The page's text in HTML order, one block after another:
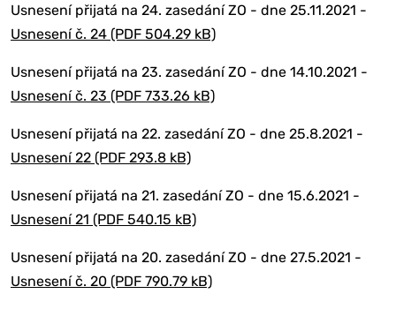
Usnesení přijatá na 24. zasedání ZO - dne 25.11.2021 -
Usnesení č. 24 (PDF 504.29 kB)
Usnesení přijatá na 23. zasedání ZO - dne 14.10.2021 -
Usnesení č. 23 (PDF 733.26 kB)
Usnesení přijatá na 22. zasedání ZO - dne 25.8.2021 -
Usnesení 22 (PDF 293.8 kB)
Usnesení přijatá na 21. zasedání ZO - dne 15.6.2021 -
Usnesení 21 (PDF 540.15 kB)
Usnesení přijatá na 20. zasedání ZO - dne 27.5.2021 -
Usnesení č. 20 (PDF 790.79 kB)